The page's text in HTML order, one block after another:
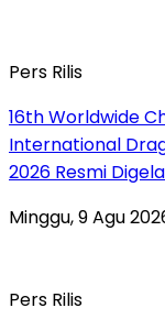
Pers Rilis
16th Worldwide
International
2026 Resmi
Minggu, 9 Agu
Pers Rilis